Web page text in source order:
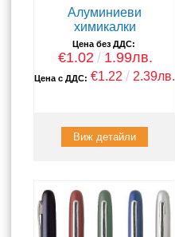
Алуминиеви
химикалки
Цена без ДДС:
€1.02 1.99лв.
Цена с ДДС: €1.22 2.39лв.
Виж детайли